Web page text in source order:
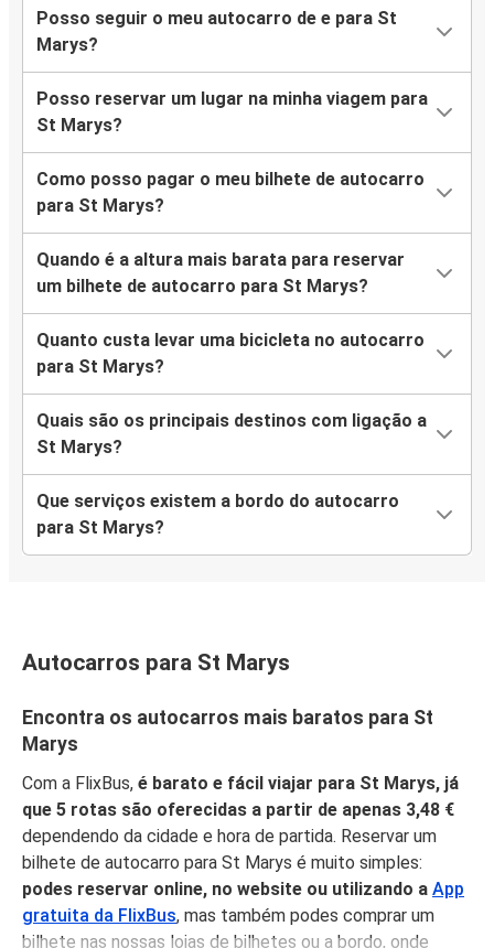
Posso seguir o meu autocarro de e para St
Marys?
Posso reservar um lugar na minha viagem para
St Marys?
Como posso pagar o meu bilhete de autocarro
para St Marys?
Quando é a altura mais barata para reservar
um bilhete de autocarro para St Marys?
Quanto custa levar uma bicicleta no autocarro
para St Marys?
Quais são os principais destinos com ligação a
St Marys?
Que serviços existem a bordo do autocarro
para St Marys?
Autocarros para St Marys
Encontra os autocarros mais baratos para St
Marys
Com a FlixBus, é barato e fácil viajar para St Marys, já
que 5 rotas são oferecidas a partir de apenas 3,48 €
dependendo da cidade e hora de partida. Reservar um
bilhete de autocarro para St Marys é muito simples:
podes reservar online, no website ou utilizando a App
gratuita da FlixBus, mas também podes comprar um
bilhete nas nossas lojas de bilhetes ou a bordo, onde